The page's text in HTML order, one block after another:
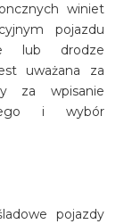
winiet
pojazdu
lub drodze
uważana za
za wpisanie
i wybór
pojazdy